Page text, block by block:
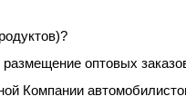
оптовых
Компании